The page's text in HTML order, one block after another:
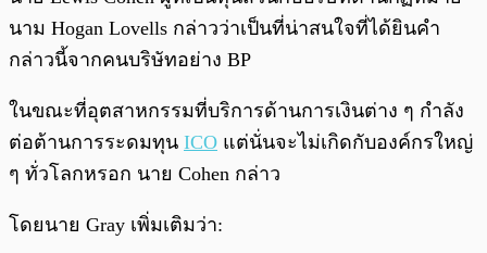
นาม Hogan Lovells กล่าวว่าเป็นที่น่าสนใจที่ได้ยินคำ
กล่าวนี้จากคนบริษัทอย่าง BP
ในขณะที่อุตสาหกรรมที่บริการด้านการเงินต่าง ๆ กำลัง
ต่อต้านการระดมทุน ICO แต่นั่นจะไม่เกิดกับองค์กรใหญ่
ๆ ทั่วโลกหรอก นาย Cohen กล่าว
โดยนาย Gray เพิ่มเติมว่า: